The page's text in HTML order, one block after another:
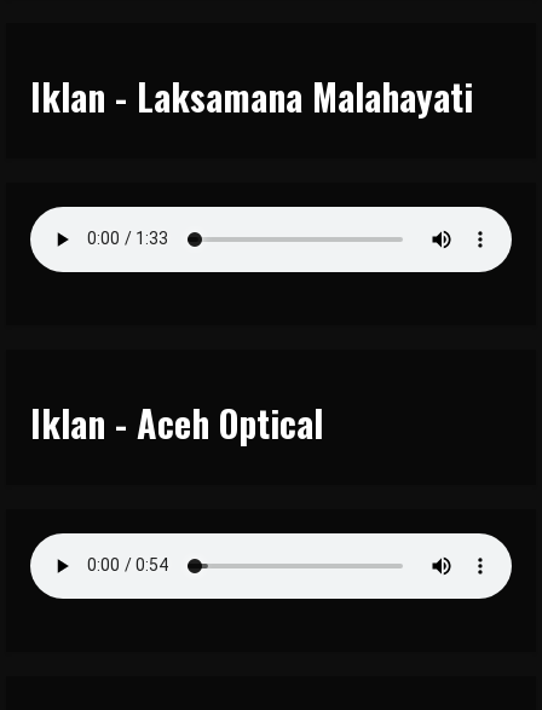
Iklan - Laksamana Malahayati
Iklan - Aceh Optical